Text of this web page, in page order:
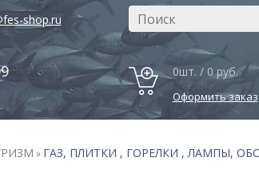
shop.ru
0шт. / 0 руб.
Оформить заказ
» ГАЗ, ПЛИТКИ , ГОРЕЛКИ , ЛАМПЫ,